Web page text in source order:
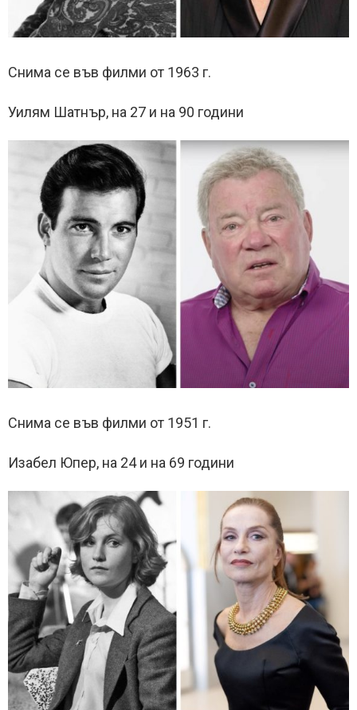
Снима се във филми от 1963 г.
Уилям Шатнър, на 27 и на 90 години
Снима се във филми от 1951 г.
Изабел Юпер, на 24 и на 69 години